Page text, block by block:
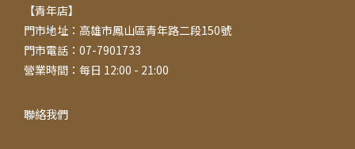
【青年店】
門市地址：高雄市鳳山區青年路二段150號
門市電話：07-7901733
營業時間：每日 12:00 - 21:00
聯絡我們